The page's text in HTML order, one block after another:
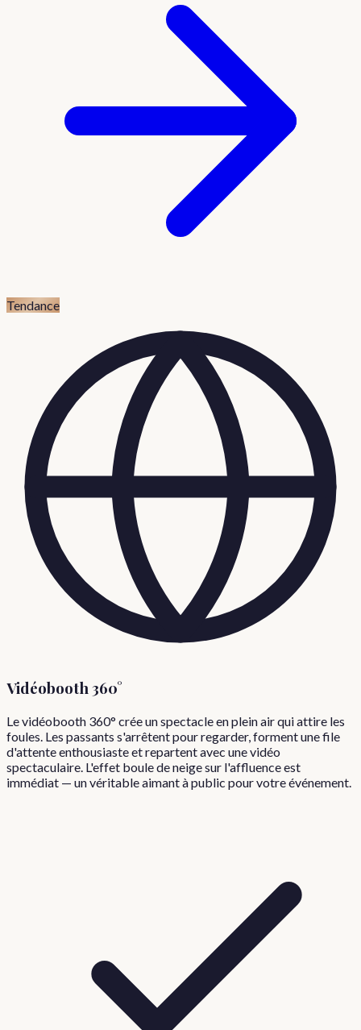
Tendance
Vidéobooth 360°
Le vidéobooth 360° crée un spectacle en plein air qui attire les
foules. Les passants s'arrêtent pour regarder, forment une file
d'attente enthousiaste et repartent avec une vidéo
spectaculaire. L'effet boule de neige sur l'affluence est
immédiat — un véritable aimant à public pour votre événement.